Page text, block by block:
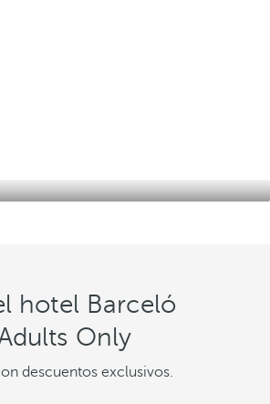
hotel Barceló
Only
descuentos exclusivos.